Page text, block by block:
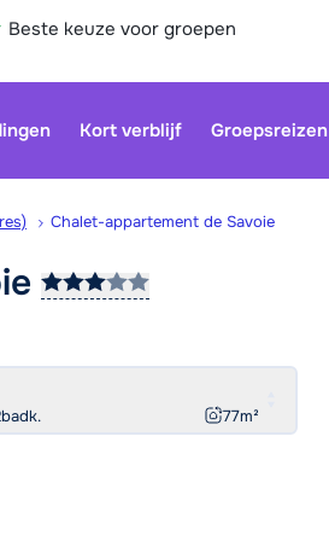
Beste keuze voor groepen
Kort verblijf Groepsreizen
Chalet-appartement de Savoie
badk. 77m²